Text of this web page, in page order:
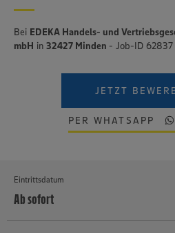
Bei EDEKA Handels- und
mbH in 32427 Minden - Job-ID 62837
JETZT
PER WHATSAPP
Eintrittsdatum
Ab sofort